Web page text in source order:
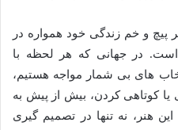
پیچ و خم زندگی خود همواره در
است. در جهانی که هر لحظه با
های بی شمار مواجه هستیم،
یا کوتاهی کردن، بیش از پیش به
هنر، نه تنها در تصمیم گیری